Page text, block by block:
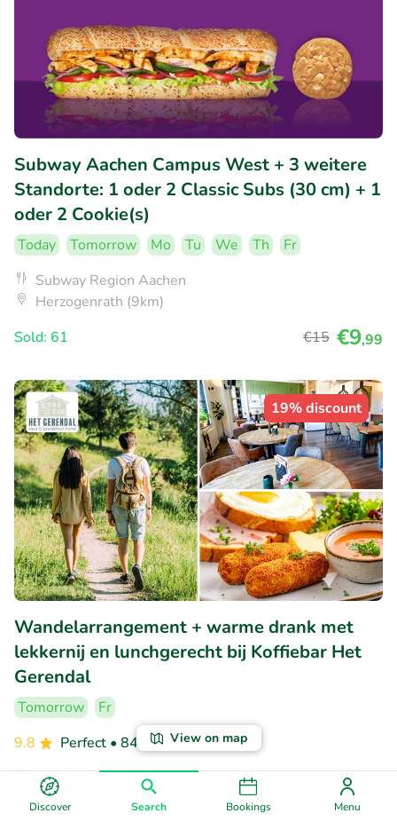
Discover Search Bookings Menu
View on map
Subway Aachen Campus West + 3 weitere
Standorte: 1 oder 2 Classic Subs (30 cm) + 1
oder 2 Cookie(s)
Today Tomorrow Mo Tu We Th
Fr
Subway Region Aachen
Herzogenrath (9km)
Sold: 61
€15 €9,99
19% discount
Wandelarrangement + warme drank met
lekkernij en lunchgerecht bij Koffiebar Het
Gerendal
Tomorrow
Fr
9.8
Perfect • 84 reviews
Koffiebar Het Gerendal
Schin op Geul (9km)